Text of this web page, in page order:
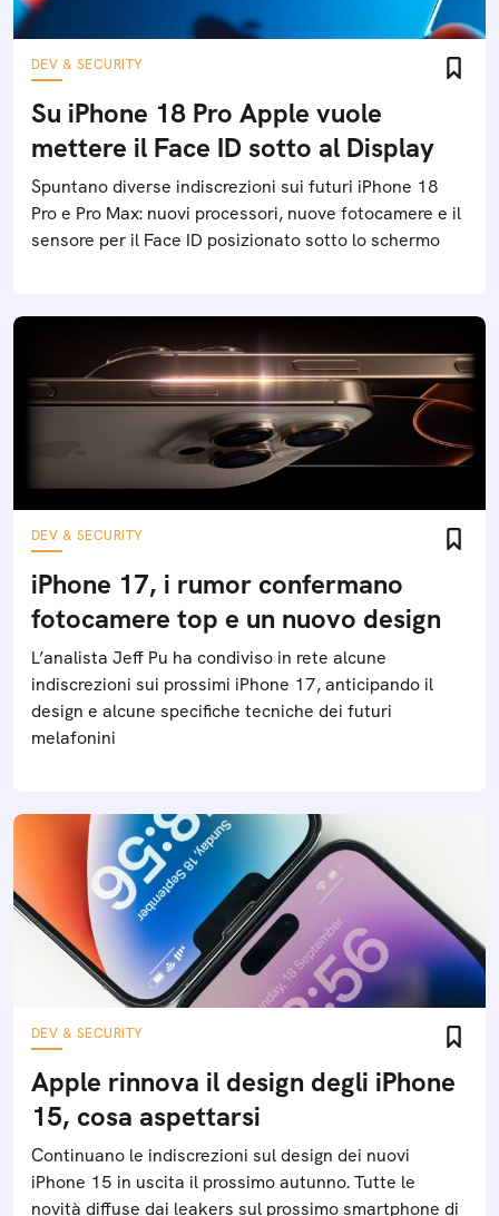
DEV & SECURITY
Su iPhone 18 Pro Apple vuole
mettere il Face ID sotto al Display
Spuntano diverse indiscrezioni sui futuri iPhone 18
Pro e Pro Max: nuovi processori, nuove fotocamere e il
sensore per il Face ID posizionato sotto lo schermo
DEV & SECURITY
iPhone 17, i rumor confermano
fotocamere top e un nuovo design
L’analista Jeff Pu ha condiviso in rete alcune
indiscrezioni sui prossimi iPhone 17, anticipando il
design e alcune specifiche tecniche dei futuri
melafonini
DEV & SECURITY
Apple rinnova il design degli iPhone
15, cosa aspettarsi
Continuano le indiscrezioni sul design dei nuovi
iPhone 15 in uscita il prossimo autunno. Tutte le
novità diffuse dai leakers sul prossimo smartphone di